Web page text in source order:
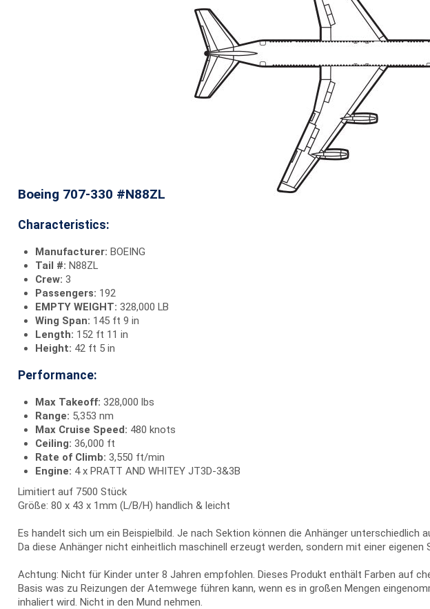
Boeing 707-330 #N88ZL
Characteristics:
Manufacturer: BOEING
Tail #: N88ZL
Crew: 3
Passengers: 192
EMPTY WEIGHT: 328,000 LB
Wing Span: 145 ft 9 in
Length: 152 ft 11 in
Height: 42 ft 5 in
Performance:
Max Takeoff: 328,000 lbs
Range: 5,353 nm
Max Cruise Speed: 480 knots
Ceiling: 36,000 ft
Rate of Climb: 3,550 ft/min
Engine: 4 x PRATT AND WHITEY JT3D-3&3B
Limitiert auf 7500 Stück
Größe: 80 x 43 x 1mm (L/B/H) handlich & leicht
Es handelt sich um ein Beispielbild. Je nach Sektion können die Anhänger unterschiedlich
Da diese Anhänger nicht einheitlich maschinell erzeugt werden, sondern mit einer eigenen
Achtung: Nicht für Kinder unter 8 Jahren empfohlen. Dieses Produkt enthält Farben auf
Basis was zu Reizungen der Atemwege führen kann, wenn es in großen Mengen
inhaliert wird. Nicht in den Mund nehmen.